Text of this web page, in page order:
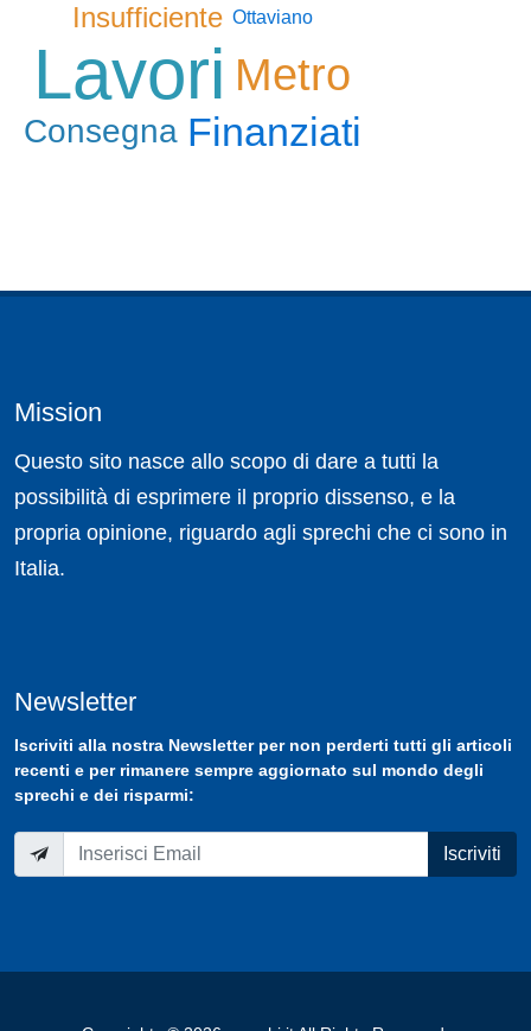
Insufficiente Ottaviano
Lavori Metro
Consegna Finanziati
Mission
Questo sito nasce allo scopo di dare a tutti la
possibilità di esprimere il proprio dissenso, e la
propria opinione, riguardo agli sprechi che ci sono in
Italia.
Newsletter
Iscriviti alla nostra Newsletterper non perderti tutti gli articoli
recenti e per rimanere sempre aggiornato sul mondo degli
sprechi e dei risparmi:
Iscriviti